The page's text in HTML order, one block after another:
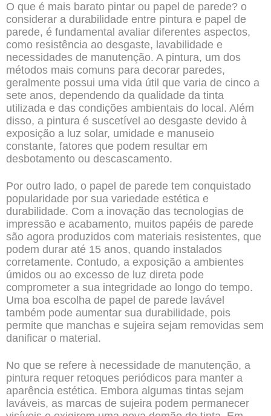
O que é mais barato pintar ou papel de parede? o
considerar a durabilidade entre pintura e papel de
parede, é fundamental avaliar diferentes aspectos,
como resistência ao desgaste, lavabilidade e
necessidades de manutenção. A pintura, um dos
métodos mais comuns para decorar paredes,
geralmente possui uma vida útil que varia de cinco a
sete anos, dependendo da qualidade da tinta
utilizada e das condições ambientais do local. Além
disso, a pintura é suscetível ao desgaste devido à
exposição a luz solar, umidade e manuseio
constante, fatores que podem resultar em
desbotamento ou descascamento.
Por outro lado, o papel de parede tem conquistado
popularidade por sua variedade estética e
durabilidade. Com a inovação das tecnologias de
impressão e acabamento, muitos papéis de parede
são agora produzidos com materiais resistentes, que
podem durar até 15 anos, quando instalados
corretamente. Contudo, a exposição a ambientes
úmidos ou ao excesso de luz direta pode
comprometer a sua integridade ao longo do tempo.
Uma boa escolha de papel de parede lavável
também pode aumentar sua durabilidade, pois
permite que manchas e sujeira sejam removidas sem
danificar o material.
No que se refere à necessidade de manutenção, a
pintura requer retoques periódicos para manter a
aparência estética. Embora algumas tintas sejam
laváveis, as marcas de sujeira podem permanecer